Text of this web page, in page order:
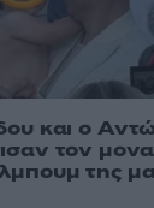
και ο
τον
της